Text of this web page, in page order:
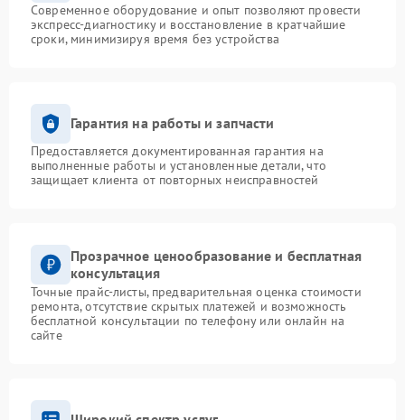
Современное оборудование и опыт позволяют провести
экспресс-диагностику и восстановление в кратчайшие
сроки, минимизируя время без устройства
Гарантия на работы и запчасти
Предоставляется документированная гарантия на
выполненные работы и установленные детали, что
защищает клиента от повторных неисправностей
Прозрачное ценообразование и бесплатная
консультация
Точные прайс-листы, предварительная оценка стоимости
ремонта, отсутствие скрытых платежей и возможность
бесплатной консультации по телефону или онлайн на
сайте